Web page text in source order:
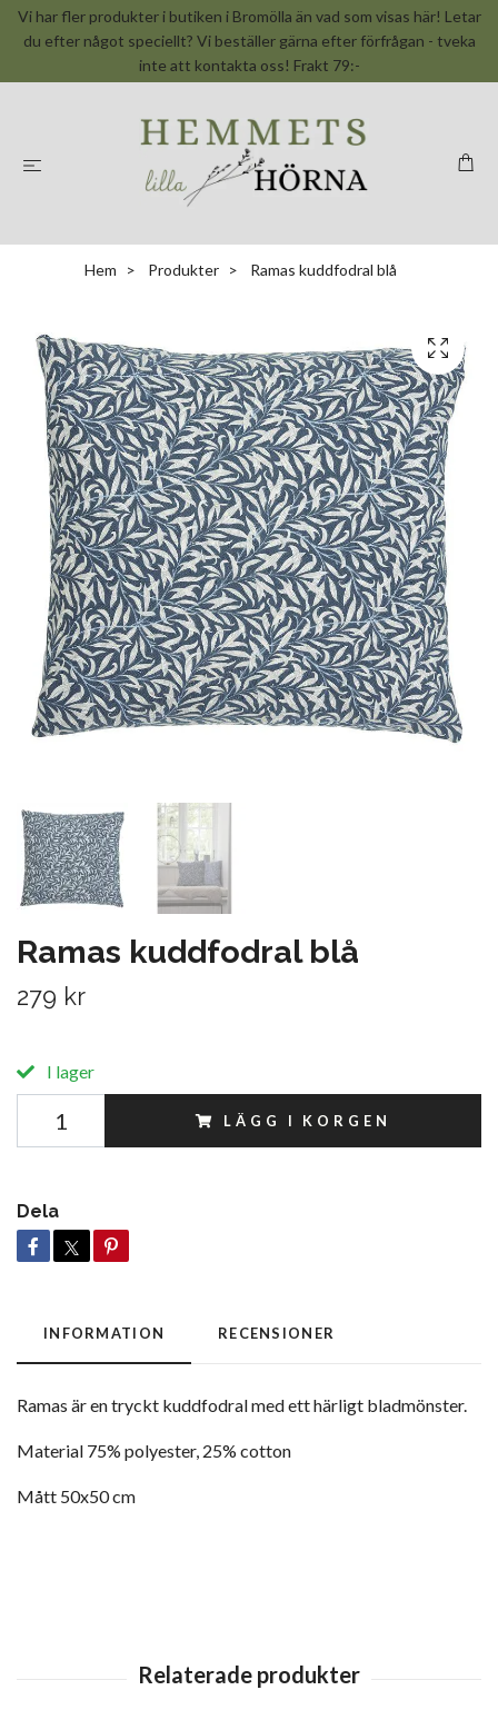
Vi har fler produkter i butiken i Bromölla än vad som visas här! Letar
du efter något speciellt? Vi beställer gärna efter förfrågan - tveka
inte att kontakta oss! Frakt 79:-
Hem Produkter Ramas kuddfodral blå
Ramas kuddfodral blå
279 kr
I lager
LÄGG I KORGEN
Dela
INFORMATION RECENSIONER
Ramas är en tryckt kuddfodral med ett härligt bladmönster.
Material 75% polyester, 25% cotton
Mått 50x50 cm